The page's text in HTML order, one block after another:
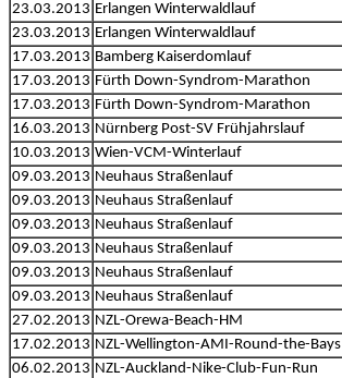
23.03.2013 Erlangen Winterwaldlauf
23.03.2013 Erlangen Winterwaldlauf
17.03.2013 Bamberg Kaiserdomlauf
17.03.2013 Fürth Down-Syndrom-Marathon
17.03.2013 Fürth Down-Syndrom-Marathon
16.03.2013 Nürnberg Post-SV Frühjahrslauf
10.03.2013 Wien-VCM-Winterlauf
09.03.2013 Neuhaus Straßenlauf
09.03.2013 Neuhaus Straßenlauf
09.03.2013 Neuhaus Straßenlauf
09.03.2013 Neuhaus Straßenlauf
09.03.2013 Neuhaus Straßenlauf
09.03.2013 Neuhaus Straßenlauf
27.02.2013 NZL-Orewa-Beach-HM
17.02.2013 NZL-Wellington-AMI-Round-the-Bays
06.02.2013 NZL-Auckland-Nike-Club-Fun-Run